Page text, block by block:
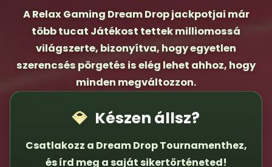
A Relax Gaming Dream Drop jackpotjai már
több tucat Játékost tettek milliomossá
világszerte, bizonyítva, hogy egyetlen
szerencsés pörgetés is elég lehet ahhoz, hogy
minden megváltozzon.
💎 Készen állsz?
Csatlakozz a Dream Drop Tournamenthez,
és írd meg a saját sikertörténeted!